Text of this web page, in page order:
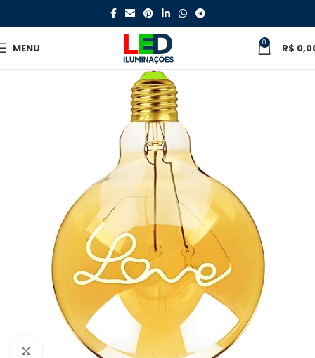
MENU 0 R$
Click to enlarge